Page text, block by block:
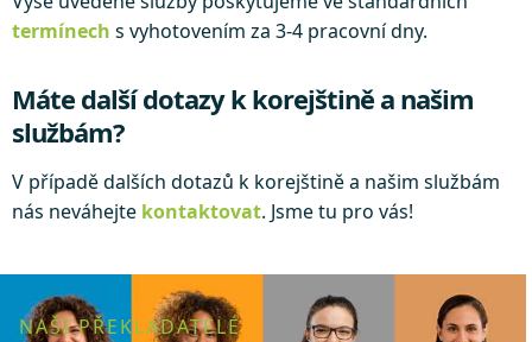
termínech s vyhotovením za 3-4 pracovní dny.
Máte další dotazy k korejštině a našim
službám?
V případě dalších dotazů k korejštině a našim službám
nás neváhejte kontaktovat. Jsme tu pro vás!
NAŠI PŘEKLADATELÉ